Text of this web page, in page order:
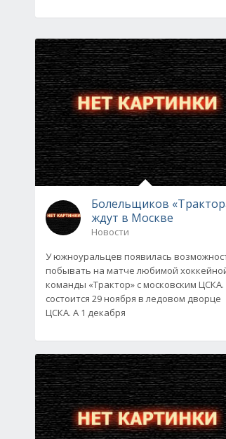
Болельщиков
ждут в Москве
Новости
У южноуральцев появилась
побывать на матче любимой
команды «Трактор» с московским
состоится 29 ноября в ледовом дворце
ЦСКА. А 1 декабря